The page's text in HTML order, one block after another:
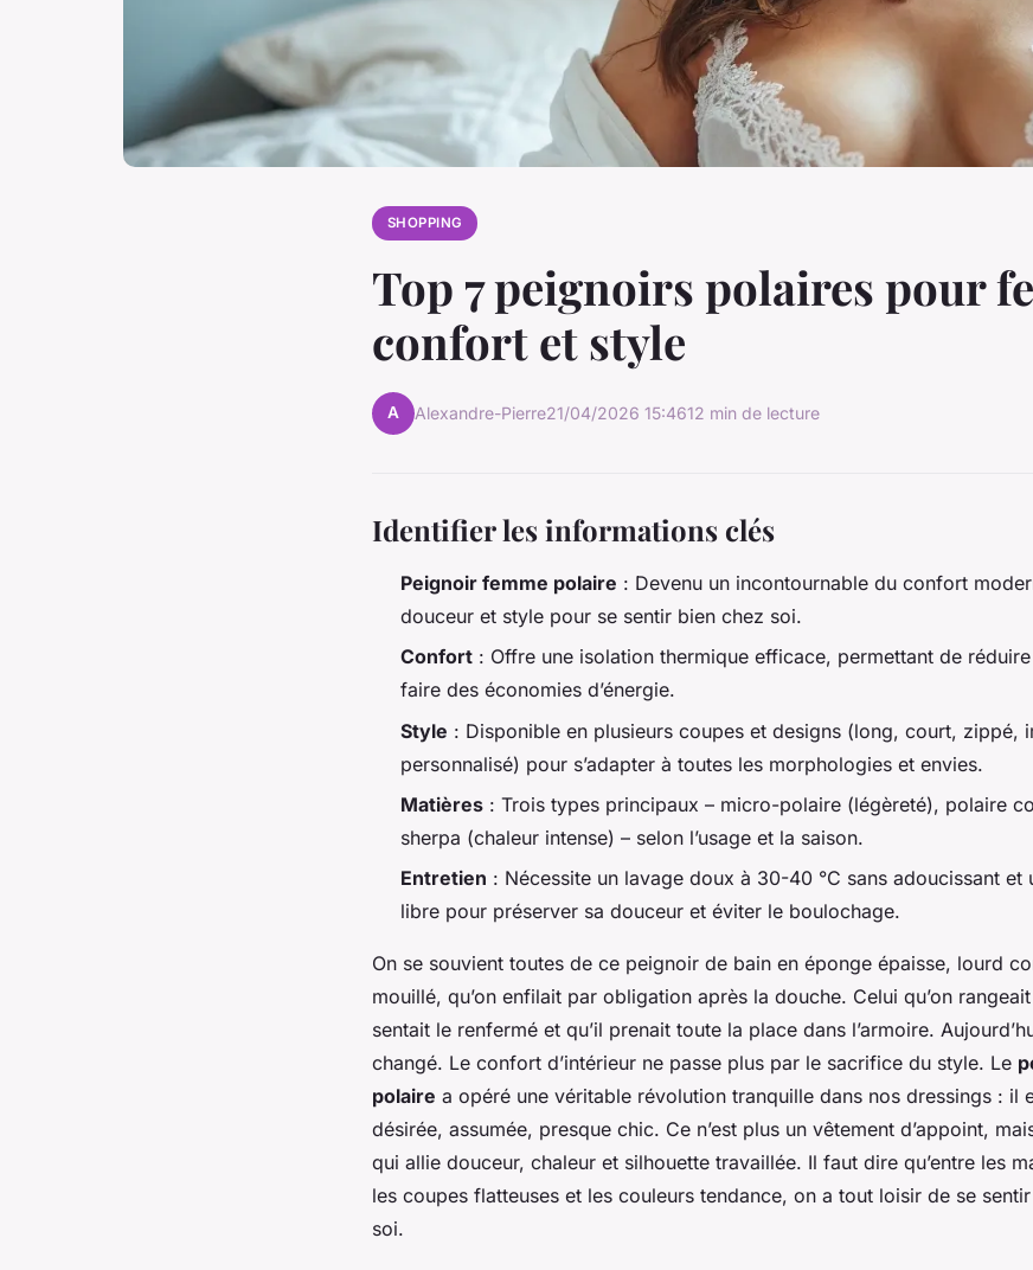
SHOPPING
Top 7 peignoirs polaires pour
confort et style
A Alexandre-Pierre21/04/2026 15:4612 min de lecture
Identifier les informations clés
Peignoir femme polaire : Devenu un incontournable du confort
douceur et style pour se sentir bien chez soi.
Confort : Offre une isolation thermique efficace, permettant de
faire des économies d’énergie.
Style : Disponible en plusieurs coupes et designs (long, court, zippé,
personnalisé) pour s’adapter à toutes les morphologies et envies.
Matières : Trois types principaux – micro-polaire (légèreté), polaire
sherpa (chaleur intense) – selon l’usage et la saison.
Entretien : Nécessite un lavage doux à 30-40 °C sans adoucissant et
libre pour préserver sa douceur et éviter le boulochage.
On se souvient toutes de ce peignoir de bain en éponge épaisse, lourd
mouillé, qu’on enfilait par obligation après la douche. Celui qu’on
sentait le renfermé et qu’il prenait toute la place dans l’armoire.
changé. Le confort d’intérieur ne passe plus par le sacrifice du style. Le
polaire a opéré une véritable révolution tranquille dans nos dressings : il
désirée, assumée, presque chic. Ce n’est plus un vêtement d’appoint,
qui allie douceur, chaleur et silhouette travaillée. Il faut dire qu’entre les
les coupes flatteuses et les couleurs tendance, on a tout loisir de se
soi.